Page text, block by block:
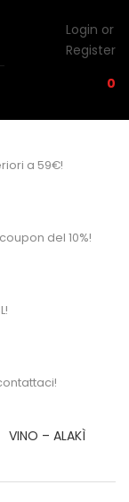
Login or
Register
0
a 59€!
del 10%!
VINO – ALAKÌ